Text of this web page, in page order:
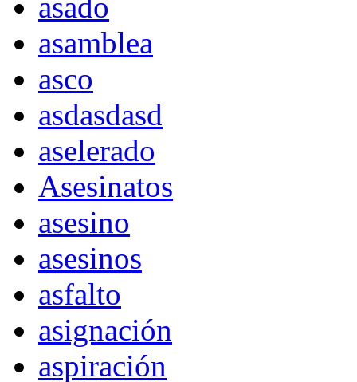
asado
asamblea
asco
asdasdasd
aselerado
Asesinatos
asesino
asesinos
asfalto
asignación
aspiración